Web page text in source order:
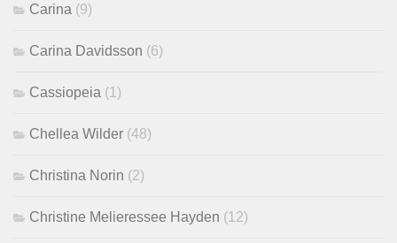
Carina (9)
Carina Davidsson (6)
Cassiopeia (1)
Chellea Wilder (48)
Christina Norin (2)
Christine Melieressee Hayden (12)